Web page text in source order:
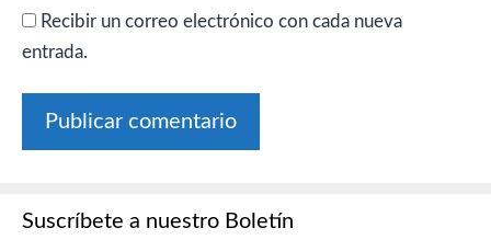
Recibir un correo electrónico con cada nueva
entrada.
Suscríbete a nuestro Boletín